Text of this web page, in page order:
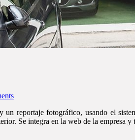
reportaje fotográfico, usando el
Se integra en la web de la empresa